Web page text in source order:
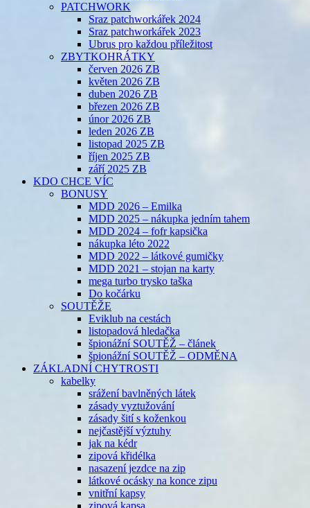
PATCHWORK
Sraz patchworkářek 2024
Sraz patchworkářek 2023
Ubrus pro každou příležitost
ZBYTKOHRÁTKY
červen 2026 ZB
květen 2026 ZB
duben 2026 ZB
březen 2026 ZB
únor 2026 ZB
leden 2026 ZB
listopad 2025 ZB
říjen 2025 ZB
září 2025 ZB
KDO CHCE VÍC
BONUSY
MDD 2026 – Emilka
MDD 2025 – nákupka jedním tahem
MDD 2024 – fofr kapsička
nákupka léto 2022
MDD 2022 – látkové gumičky
MDD 2021 – stojan na karty
mega turbo trysko taška
Do kočárku
SOUTĚŽE
Eviklub na cestách
listopadová hledačka
špionážní SOUTĚŽ – článek
špionážní SOUTĚŽ – ODMĚNA
ZÁKLADNÍ CHYTROSTI
kabelky
srážení bavlněných látek
zásady vyztužování
zásady šití s koženkou
nejčastější výztuhy
jak na kédr
zipová křidélka
nasazení jezdce na zip
látkové ocásky na konce zipu
vnitřní kapsy
zipová kapsa